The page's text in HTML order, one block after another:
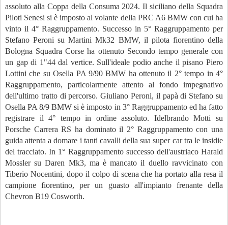
assoluto alla Coppa della Consuma 2024. Il siciliano della Squadra
Piloti Senesi si è imposto al volante della PRC A6 BMW con cui ha
vinto il 4° Raggruppamento. Successo in 5° Raggruppamento per
Stefano Peroni su Martini Mk32 BMW, il pilota fiorentino della
Bologna Squadra Corse ha ottenuto Secondo tempo generale con
un gap di 1"44 dal vertice. Sull'ideale podio anche il pisano Piero
Lottini che su Osella PA 9/90 BMW ha ottenuto il 2° tempo in 4°
Raggruppamento, particolarmente attento al fondo impegnativo
dell'ultimo tratto di percorso. Giuliano Peroni, il papà di Stefano su
Osella PA 8/9 BMW si è imposto in 3° Raggruppamento ed ha fatto
registrare il 4° tempo in ordine assoluto. Idelbrando Motti su
Porsche Carrera RS ha dominato il 2° Raggruppamento con una
guida attenta a domare i tanti cavalli della sua super car tra le insidie
del tracciato. In 1° Raggruppamento successo dell'austriaco Harald
Mossler su Daren Mk3, ma è mancato il duello ravvicinato con
Tiberio Nocentini, dopo il colpo di scena che ha portato alla resa il
campione fiorentino, per un guasto all'impianto frenante della
Chevron B19 Cosworth.